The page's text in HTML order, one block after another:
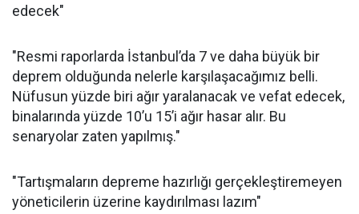
edecek"
"Resmi raporlarda İstanbul’da 7 ve daha büyük bir
deprem olduğunda nelerle karşılaşacağımız belli.
Nüfusun yüzde biri ağır yaralanacak ve vefat edecek,
binalarında yüzde 10’u 15’i ağır hasar alır. Bu
senaryolar zaten yapılmış."
"Tartışmaların depreme hazırlığı gerçekleştiremeyen
yöneticilerin üzerine kaydırılması lazım"